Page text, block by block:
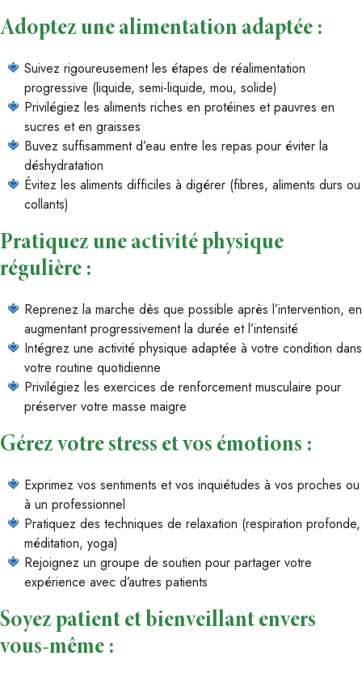
Adoptez une alimentation adaptée :
Suivez rigoureusement les étapes de réalimentation
progressive (liquide, semi-liquide, mou, solide)
Privilégiez les aliments riches en protéines et pauvres en
sucres et en graisses
Buvez suffisamment d’eau entre les repas pour éviter la
déshydratation
Évitez les aliments difficiles à digérer (fibres, aliments durs ou
collants)
Pratiquez une activité physique
régulière :
Reprenez la marche dès que possible après l’intervention, en
augmentant progressivement la durée et l’intensité
Intégrez une activité physique adaptée à votre condition dans
votre routine quotidienne
Privilégiez les exercices de renforcement musculaire pour
préserver votre masse maigre
Gérez votre stress et vos émotions :
Exprimez vos sentiments et vos inquiétudes à vos proches ou
à un professionnel
Pratiquez des techniques de relaxation (respiration profonde,
méditation, yoga)
Rejoignez un groupe de soutien pour partager votre
expérience avec d’autres patients
Soyez patient et bienveillant envers
vous-même :